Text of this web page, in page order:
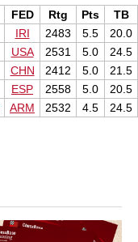
FED Rtg Pts
TB
IRI 2483 5.5
20.0
USA 2531 5.0
24.5
CHN 2412 5.0
21.5
ESP 2558 5.0
20.5
ARM 2532 4.5 24.5